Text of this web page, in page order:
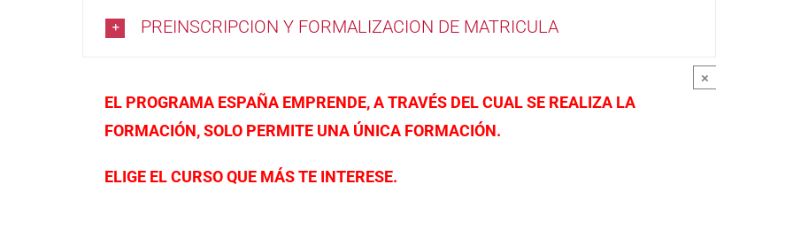
PREINSCRIPCION Y FORMALIZACION DE MATRICULA
EL PROGRAMA ESPAÑA EMPRENDE, A TRAVÉS DEL CUAL SE REALIZA LA
FORMACIÓN, SOLO PERMITE UNA ÚNICA FORMACIÓN.
ELIGE EL CURSO QUE MÁS TE INTERESE.
×